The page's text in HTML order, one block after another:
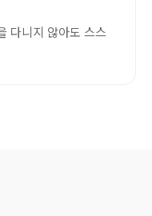
다니지 않아도 스스